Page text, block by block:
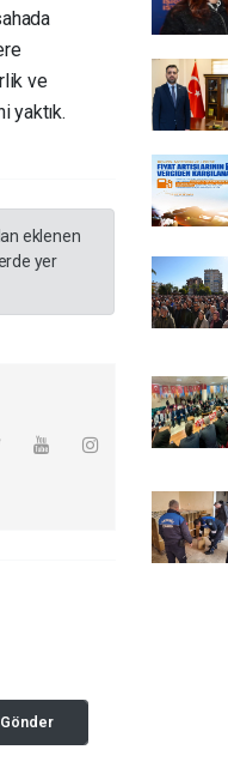
ve
yaktık.
eklenen
yer
Gönder